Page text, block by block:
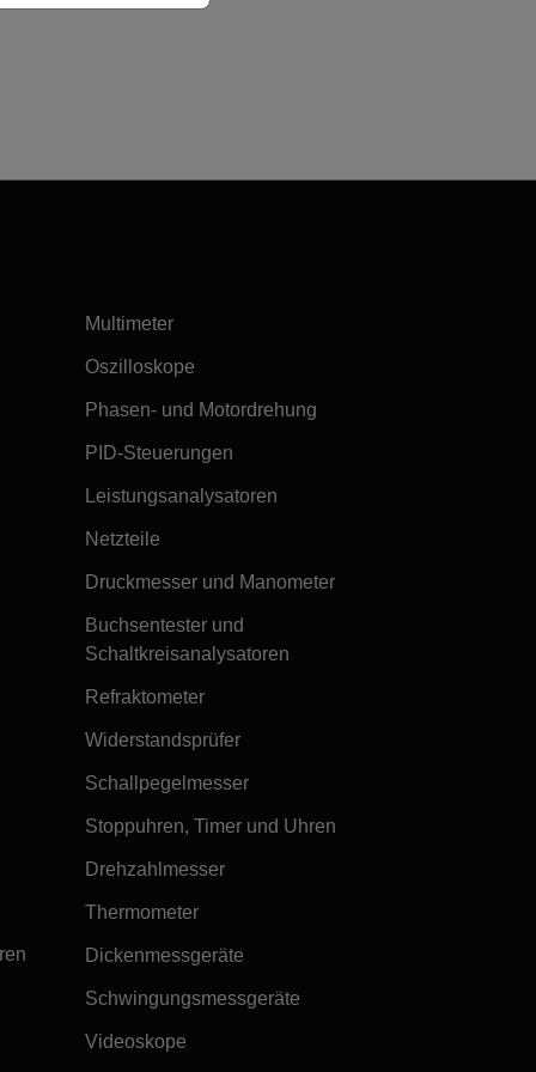
Multimeter
Oszilloskope
Phasen- und Motordrehung
PID-Steuerungen
Leistungsanalysatoren
Netzteile
Druckmesser und Manometer
Buchsentester und
Schaltkreisanalysatoren
Refraktometer
Widerstandsprüfer
Schallpegelmesser
Stoppuhren, Timer und Uhren
Drehzahlmesser
Thermometer
Dickenmessgeräte
Schwingungsmessgeräte
Videoskope